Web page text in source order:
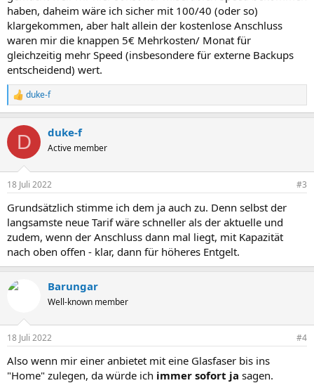
haben, daheim wäre ich sicher mit 100/40 (oder so)
klargekommen, aber halt allein der kostenlose Anschluss
waren mir die knappen 5€ Mehrkosten/ Monat für
gleichzeitig mehr Speed (insbesondere für externe Backups
entscheidend) wert.
R
e
k
i
e
:
duke-f
D duke-f
Active member
18 Juli 2022 #3
Grundsätzlich stimme ich dem ja auch zu. Denn selbst der
langsamste neue Tarif wäre schneller als der aktuelle und
zudem, wenn der Anschluss dann mal liegt, mit Kapazität
nach oben offen - klar, dann für höheres Entgelt.
Barungar
Well-known member
18 Juli 2022 #4
Also wenn mir einer anbietet mit eine Glasfaser bis ins
"Home" zulegen, da würde ich immer sofort ja sagen.